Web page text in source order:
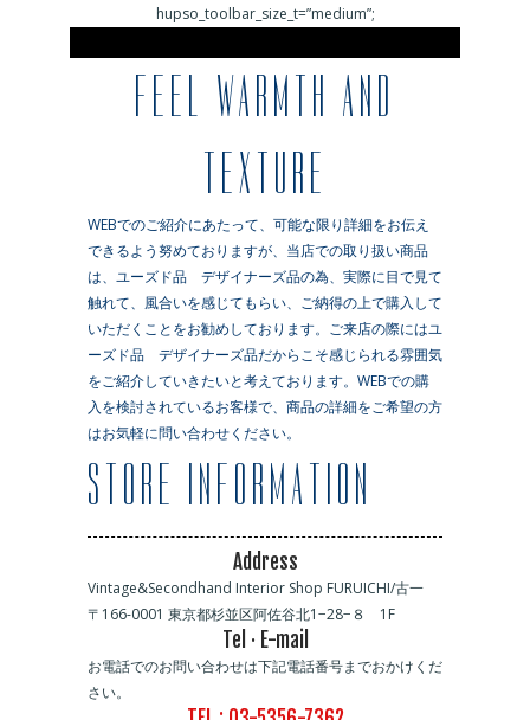
hupso_toolbar_size_t=”medium”;
FEEL WARMTH AND
TEXTURE
WEBでのご紹介にあたって、可能な限り詳細をお伝え
できるよう努めておりますが、当店での取り扱い商品
は、ユーズド品 デザイナーズ品の為、実際に目で見て
触れて、風合いを感じてもらい、ご納得の上で購入して
いただくことをお勧めしております。ご来店の際にはユ
ーズド品 デザイナーズ品だからこそ感じられる雰囲気
をご紹介していきたいと考えております。WEBでの購
入を検討されているお客様で、商品の詳細をご希望の方
はお気軽に問い合わせください。
Address
Vintage&Secondhand Interior Shop FURUICHI/古一
〒166-0001 東京都杉並区阿佐谷北1−28−８ 1F
Tel · E-mail
お電話でのお問い合わせは下記電話番号までおかけくだ
さい。